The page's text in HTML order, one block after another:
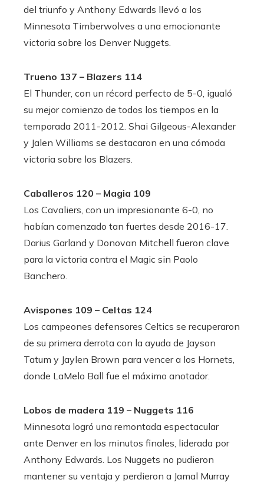
del triunfo y Anthony Edwards llevó a los
Minnesota Timberwolves a una emocionante
victoria sobre los Denver Nuggets.
Trueno 137 – Blazers 114
El Thunder, con un récord perfecto de 5-0, igualó
su mejor comienzo de todos los tiempos en la
temporada 2011-2012. Shai Gilgeous-Alexander
y Jalen Williams se destacaron en una cómoda
victoria sobre los Blazers.
Caballeros 120 – Magia 109
Los Cavaliers, con un impresionante 6-0, no
habían comenzado tan fuertes desde 2016-17.
Darius Garland y Donovan Mitchell fueron clave
para la victoria contra el Magic sin Paolo
Banchero.
Avispones 109 – Celtas 124
Los campeones defensores Celtics se recuperaron
de su primera derrota con la ayuda de Jayson
Tatum y Jaylen Brown para vencer a los Hornets,
donde LaMelo Ball fue el máximo anotador.
Lobos de madera 119 – Nuggets 116
Minnesota logró una remontada espectacular
ante Denver en los minutos finales, liderada por
Anthony Edwards. Los Nuggets no pudieron
mantener su ventaja y perdieron a Jamal Murray